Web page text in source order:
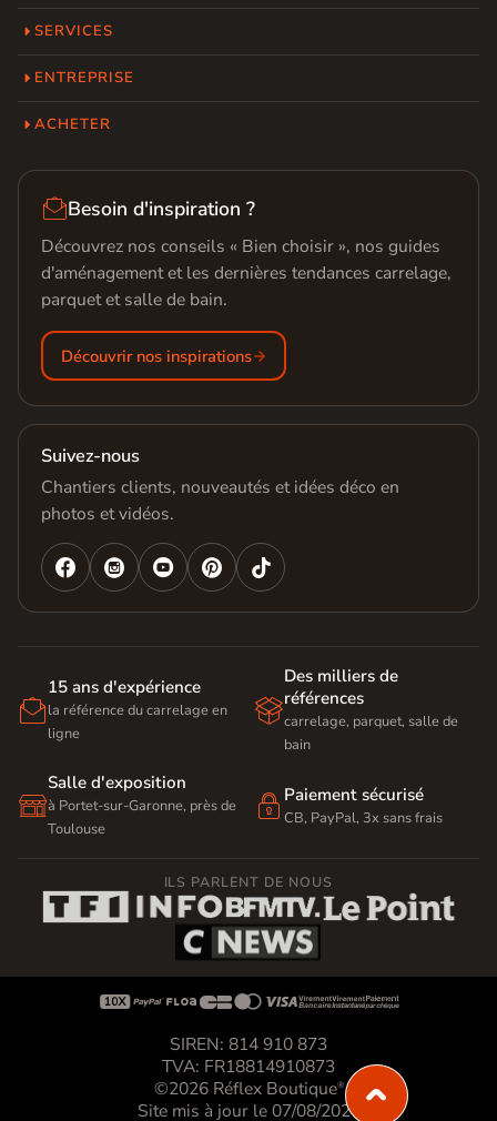
SERVICES
ENTREPRISE
ACHETER
Besoin d'inspiration ?
Découvrez nos conseils « Bien choisir », nos guides
d'aménagement et les dernières tendances carrelage,
parquet et salle de bain.
Découvrir nos inspirations
Suivez-nous
Chantiers clients, nouveautés et idées déco en
photos et vidéos.
   

15 ans d'expérience
la référence du carrelage en
ligne

Des milliers de
références
carrelage, parquet, salle de
bain

Salle d'exposition
à Portet-sur-Garonne, près de
Toulouse
 Paiement sécurisé
CB, PayPal, 3x sans frais
ILS PARLENT DE NOUS

SIREN: 814 910 873
TVA: FR18814910873
©2026 Réflex Boutique®
Site mis à jour le 07/08/2026